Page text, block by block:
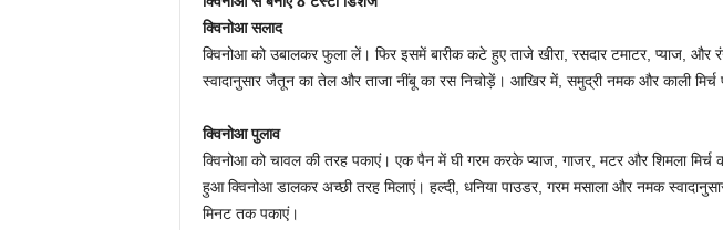
क्विनोआ सलाद
क्विनोआ को उबालकर फुला लें। फिर इसमें बारीक कटे हुए ताजे खीरा, रसदार टमाटर, प्याज, और
स्वादानुसार जैतून का तेल और ताजा नींबू का रस निचोड़ें। आखिर में, समुद्री नमक और काली मिर्च
क्विनोआ पुलाव
क्विनोआ को चावल की तरह पकाएं। एक पैन में घी गरम करके प्याज, गाजर, मटर और शिमला
हुआ क्विनोआ डालकर अच्छी तरह मिलाएं। हल्दी, धनिया पाउडर, गरम मसाला और नमक
मिनट तक पकाएं।